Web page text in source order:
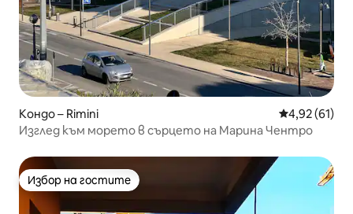
Кондо – Rimini Средна
4,92 (61)
Изглед към морето в сърцето на Марина Чентро
Избор на гостите
Избор на гостите